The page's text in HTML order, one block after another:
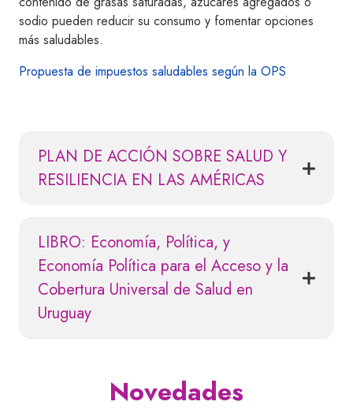
sodio pueden reducir su consumo y fomentar opciones
más saludables.
Propuesta de impuestos saludables según la OPS
PLAN DE ACCIÓN SOBRE SALUD Y
RESILIENCIA EN LAS AMÉRICAS
LIBRO: Economía, Política, y
Economía Política para el Acceso y la
Cobertura Universal de Salud en
Uruguay
Novedades